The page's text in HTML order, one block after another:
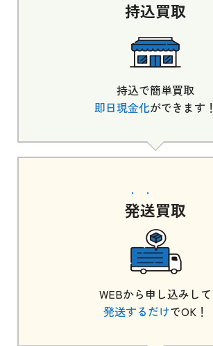
持込買取
持込で簡単買取
即日現金化ができます！
発送買取
WEBから申し込みして
発送するだけでOK！